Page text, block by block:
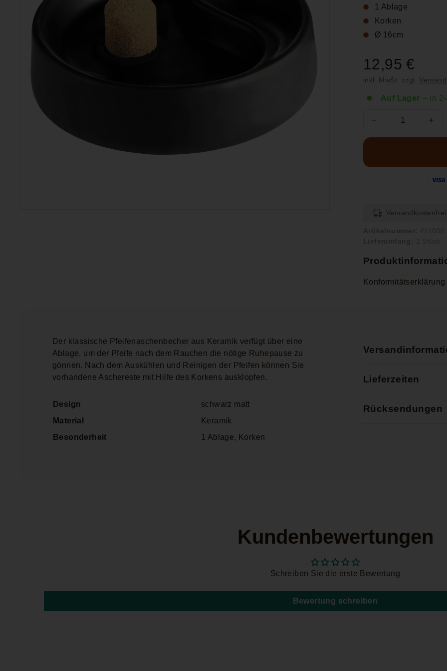
1 Ablage
Korken
Ø 16cm
Normaler
Preis
12,95 €
€
inkl. MwSt. zzgl.
Auf Lager – in
− +
Konformitätserklärung
Der klassische Pfeifenaschenbecher aus Keramik verfügt über eine
Ablage, um der Pfeife nach dem Rauchen die nötige Ruhepause zu
gönnen. Nach dem Auskühlen und Reinigen der Pfeifen können Sie
vorhandene Aschereste mit Hilfe des Korkens ausklopfen.
Design
schwarz matt
Material
Keramik
Besonderheit
1 Ablage, Korken
Lieferzeiten
Rücksendungen
Kundenbewertungen
Schreiben Sie die erste Bewertung
Bewertung schreiben